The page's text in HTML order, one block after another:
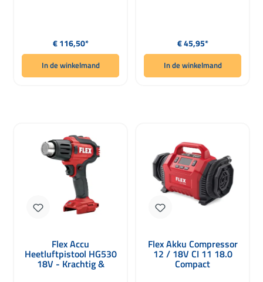
Normale prijs:
€ 116,50*
In de winkelmand
Normale prijs:
€ 45,95*
In de winkelmand
Flex Accu
Heetluftpistool HG530
18V - Krachtig &
Flex Akku Compressor
12 / 18V CI 11 18.0
Compact
Luchtcompressor voor